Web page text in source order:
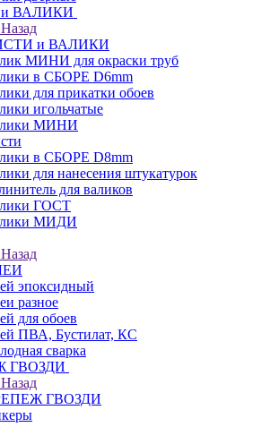
ВАЛИКИ
Назад
и ВАЛИКИ
МИНИ для окраски труб
в СБОРЕ D6mm
для прикатки обоев
игольчатые
МИНИ
в СБОРЕ D8mm
для нанесения штукатурок
для валиков
ГОСТ
МИДИ
Назад
эпоксидный
разное
для обоев
ПВА, Бустилат, КС
сварка
ГВОЗДИ
Назад
ГВОЗДИ